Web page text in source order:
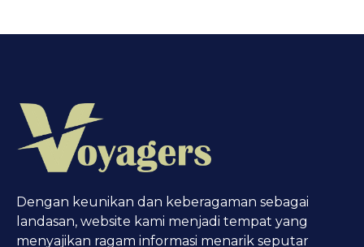
Dengan keunikan dan keberagaman sebagai
landasan, website kami menjadi tempat yang
menyajikan ragam informasi menarik seputar